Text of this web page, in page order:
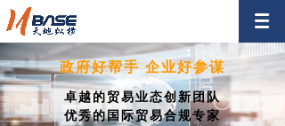
政府好帮手 企业好参谋
卓越的贸易业态创新团队
优秀的国际贸易合规专家